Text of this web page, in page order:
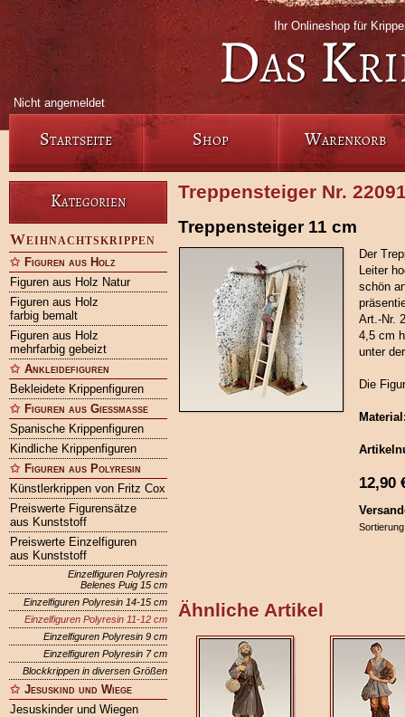
Ihr Onlineshop für
Das
Nicht angemeldet
Startseite Shop Warenkorb
Kategorien
Weihnachtskrippen
Figuren aus Holz
Figuren aus Holz Natur
Figuren aus Holz
farbig bemalt
Figuren aus Holz
mehrfarbig gebeizt
Ankleidefiguren
Bekleidete Krippenfiguren
Figuren aus Gießmasse
Spanische Krippenfiguren
Kindliche Krippenfiguren
Figuren aus Polyresin
Künstlerkrippen von Fritz Cox
Preiswerte Figurensätze
aus Kunststoff
Preiswerte Einzelfiguren
aus Kunststoff
Einzelfiguren Polyresin
Belenes Puig 15 cm
Einzelfiguren Polyresin 14-15 cm
Einzelfiguren Polyresin 11-12 cm
Einzelfiguren Polyresin 9 cm
Einzelfiguren Polyresin 7 cm
Blockkrippen in diversen Größen
Jesuskind und Wiege
Jesuskinder und Wiegen
Treppensteiger Nr.
Treppensteiger 11 cm
Der
Leiter
schön
Art.-Nr.
4,5 cm
unter
Die
12,90
Ähnliche Artikel